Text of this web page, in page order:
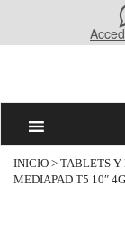
INICIO > TABLETS Y
MEDIAPAD T5 10″